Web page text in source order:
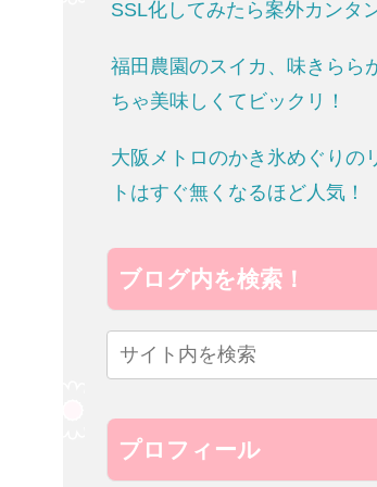
SSL化してみたら案外カンタ
福田農園のスイカ、味きらら
ちゃ美味しくてビックリ！
大阪メトロのかき氷めぐりの
トはすぐ無くなるほど人気！
ブログ内を検索！
プロフィール